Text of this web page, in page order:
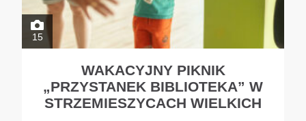
15
WAKACYJNY PIKNIK
„PRZYSTANEK BIBLIOTEKA” W
STRZEMIESZYCACH WIELKICH